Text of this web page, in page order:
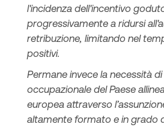
l'incidenza dell'incentivo
progressivamente a ridursi
retribuzione, limitando nel
positivi.
Permane invece la necessità
occupazionale del Paese
europea attraverso
altamente formato e in grado